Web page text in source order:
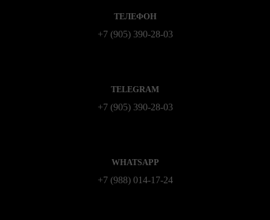
ТЕЛЕФОН
+7 (905) 390-28-03
TELEGRAM
+7 (905) 390-28-03
WHATSAPP
+7 (988) 014‑17‑24